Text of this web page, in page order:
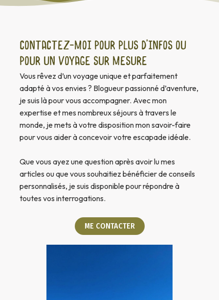
Contactez-moi pour plus d’infos ou
pour un voyage sur mesure
Vous rêvez d’un voyage unique et parfaitement
adapté à vos envies ? Blogueur passionné d’aventure,
je suis là pour vous accompagner. Avec mon
expertise et mes nombreux séjours à travers le
monde, je mets à votre disposition mon savoir-faire
pour vous aider à concevoir votre escapade idéale.
Que vous ayez une question après avoir lu mes
articles ou que vous souhaitiez bénéficier de conseils
personnalisés, je suis disponible pour répondre à
toutes vos interrogations.
ME CONTACTER